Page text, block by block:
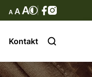
Kontakt